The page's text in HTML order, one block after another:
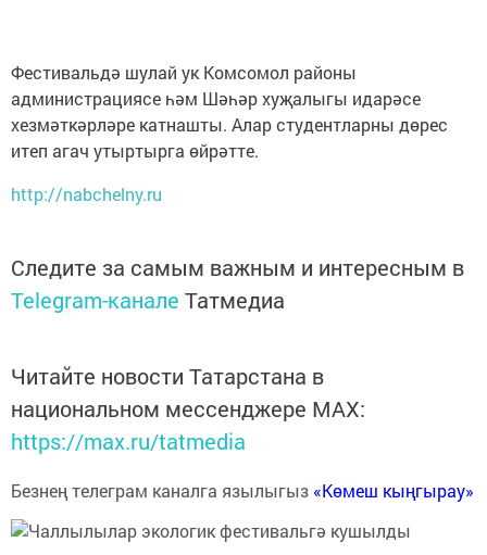
Фестивальдә шулай ук Комсомол районы
администрациясе һәм Шәһәр хуҗалыгы идарәсе
хезмәткәрләре катнашты. Алар студентларны дөрес
итеп агач утыртырга өйрәтте.
http://nabchelny.ru
Следите за самым важным и интересным в
Telegram-канале Татмедиа
Читайте новости Татарстана в
национальном мессенджере MАХ:
https://max.ru/tatmedia
Безнең телеграм каналга язылыгыз «Көмеш кыңгырау»